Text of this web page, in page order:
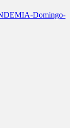
Domingo-